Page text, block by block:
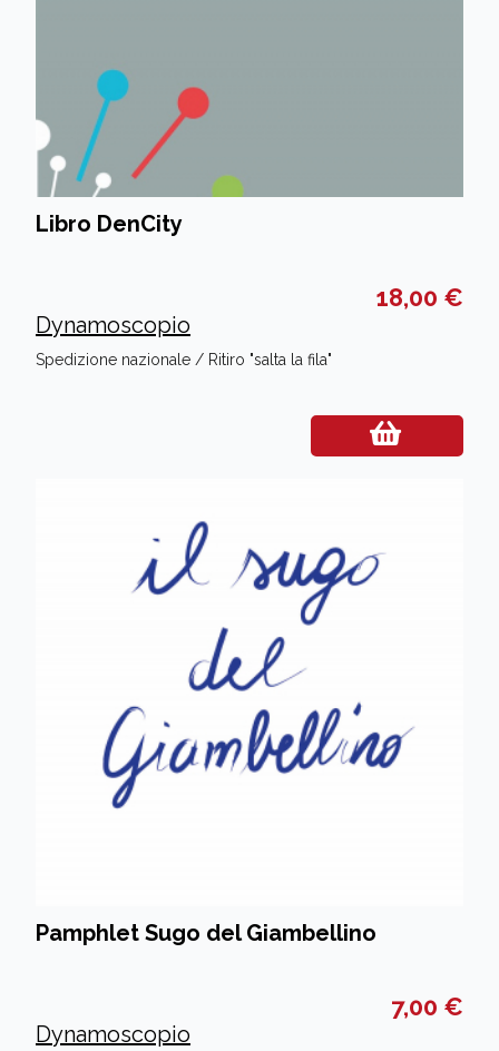
Libro DenCity
18,00 €
Dynamoscopio
Spedizione nazionale / Ritiro "salta la fila"
Pamphlet Sugo del Giambellino
7,00 €
Dynamoscopio